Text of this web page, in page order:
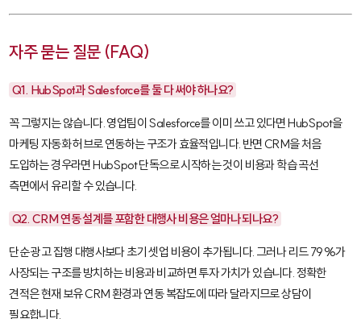
자주 묻는 질문 (FAQ)
Q1. HubSpot과 Salesforce를 둘 다 써야 하나요?
꼭 그렇지는 않습니다. 영업팀이Salesforce를 이미 쓰고 있다면HubSpot을
마케팅 자동화 허브로 연동하는 구조가 효율적입니다. 반면 CRM을 처음
도입하는 경우라면HubSpot단독으로 시작하는 것이 비용과 학습 곡선
측면에서 유리할 수 있습니다.
Q2. CRM 연동 설계를 포함한 대행사 비용은 얼마나 되나요?
단순 광고 집행 대행사보다 초기 셋업 비용이 추가됩니다. 그러나 리드 79%가
사장되는 구조를 방치하는 비용과 비교하면 투자 가치가 있습니다. 정확한
견적은 현재 보유 CRM 환경과 연동 복잡도에 따라 달라지므로 상담이
필요합니다.